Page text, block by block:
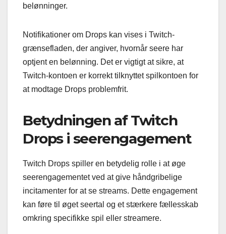
belønninger.
Notifikationer om Drops kan vises i Twitch-
grænsefladen, der angiver, hvornår seere har
optjent en belønning. Det er vigtigt at sikre, at
Twitch-kontoen er korrekt tilknyttet spilkontoen for
at modtage Drops problemfrit.
Betydningen af Twitch
Drops i seerengagement
Twitch Drops spiller en betydelig rolle i at øge
seerengagementet ved at give håndgribelige
incitamenter for at se streams. Dette engagement
kan føre til øget seertal og et stærkere fællesskab
omkring specifikke spil eller streamere.